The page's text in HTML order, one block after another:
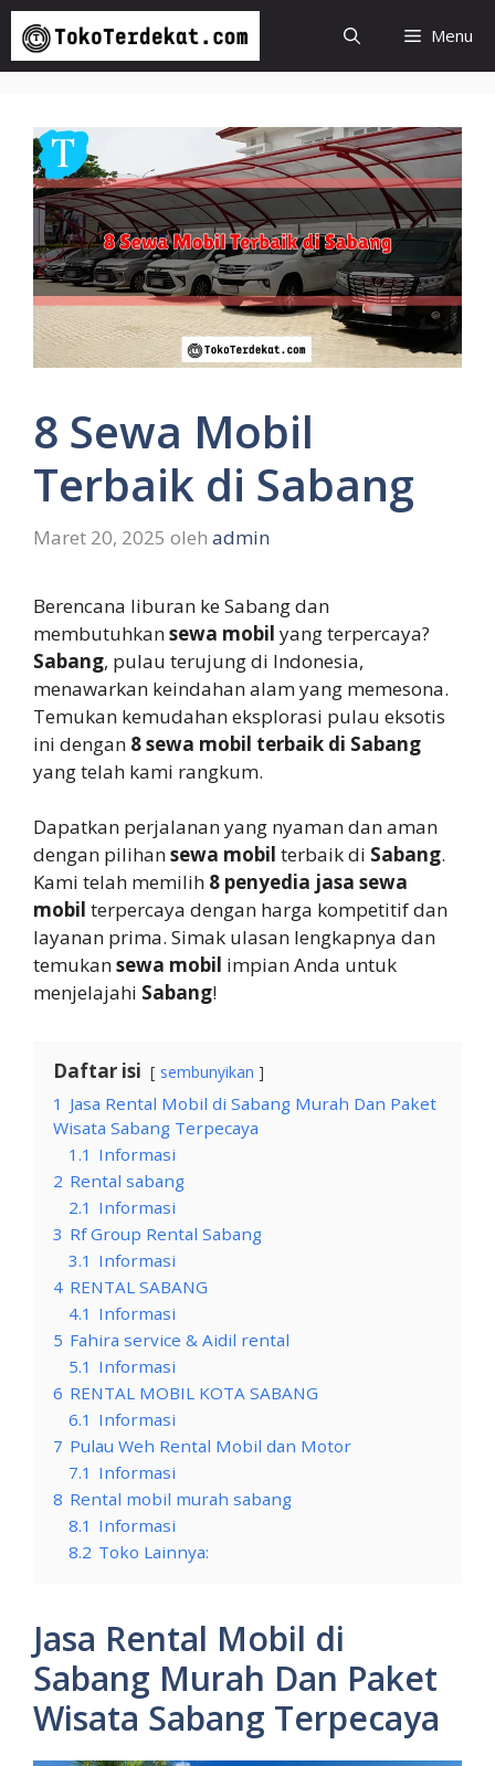
Langsung
isi
Menu
8 Sewa Mobil
Terbaik di Sabang
Maret 20, 2025 oleh admin
Berencana liburan ke Sabang dan
membutuhkansewa mobil yang terpercaya?
Sabang, pulau terujung di Indonesia,
menawarkan keindahan alam yang memesona.
Temukan kemudahan eksplorasi pulau eksotis
ini dengan 8 sewa mobil terbaik di Sabang
yang telah kami rangkum.
Dapatkan perjalanan yang nyaman dan aman
dengan pilihansewa mobil terbaik di Sabang.
Kami telah memilih 8 penyedia jasa sewa
mobil terpercaya dengan harga kompetitif dan
layanan prima. Simak ulasan lengkapnya dan
temukansewa mobil impian Anda untuk
menjelajahi Sabang!
Daftar isi sembunyikan
1 Jasa Rental Mobil di Sabang Murah Dan Paket
Wisata Sabang Terpecaya
1.1 Informasi
2 Rental sabang
2.1 Informasi
3 Rf Group Rental Sabang
3.1 Informasi
4 RENTAL SABANG
4.1 Informasi
5 Fahira service & Aidil rental
5.1 Informasi
6 RENTAL MOBIL KOTA SABANG
6.1 Informasi
7 Pulau Weh Rental Mobil dan Motor
7.1 Informasi
8 Rental mobil murah sabang
8.1 Informasi
8.2 Toko Lainnya:
Jasa Rental Mobil di
Sabang Murah Dan Paket
Wisata Sabang Terpecaya